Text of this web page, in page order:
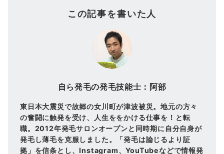
この記事を書いた人
自ら発毛の発毛技能士：阿部
東日本大震災で故郷の女川町が津波被災。地元の方々
の奮闘に触発を受け、人生ををかける仕事を！と転
職。2012年発毛サロンオープンと同時期に自分自身が
発毛し薄毛を克服しました。「発毛は論じるより証
拠」を信条とし、Instagram、YouTubeなどで情報発